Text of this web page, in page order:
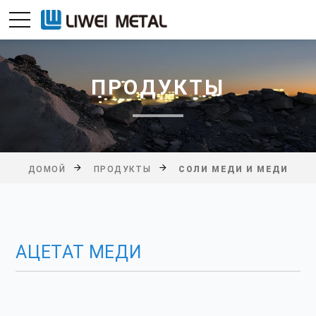
ПРОДУКТЫ
ДОМОЙ ПРОДУКТЫ СОЛИ МЕДИ И МЕДИ
АЦЕТАТ МЕДИ